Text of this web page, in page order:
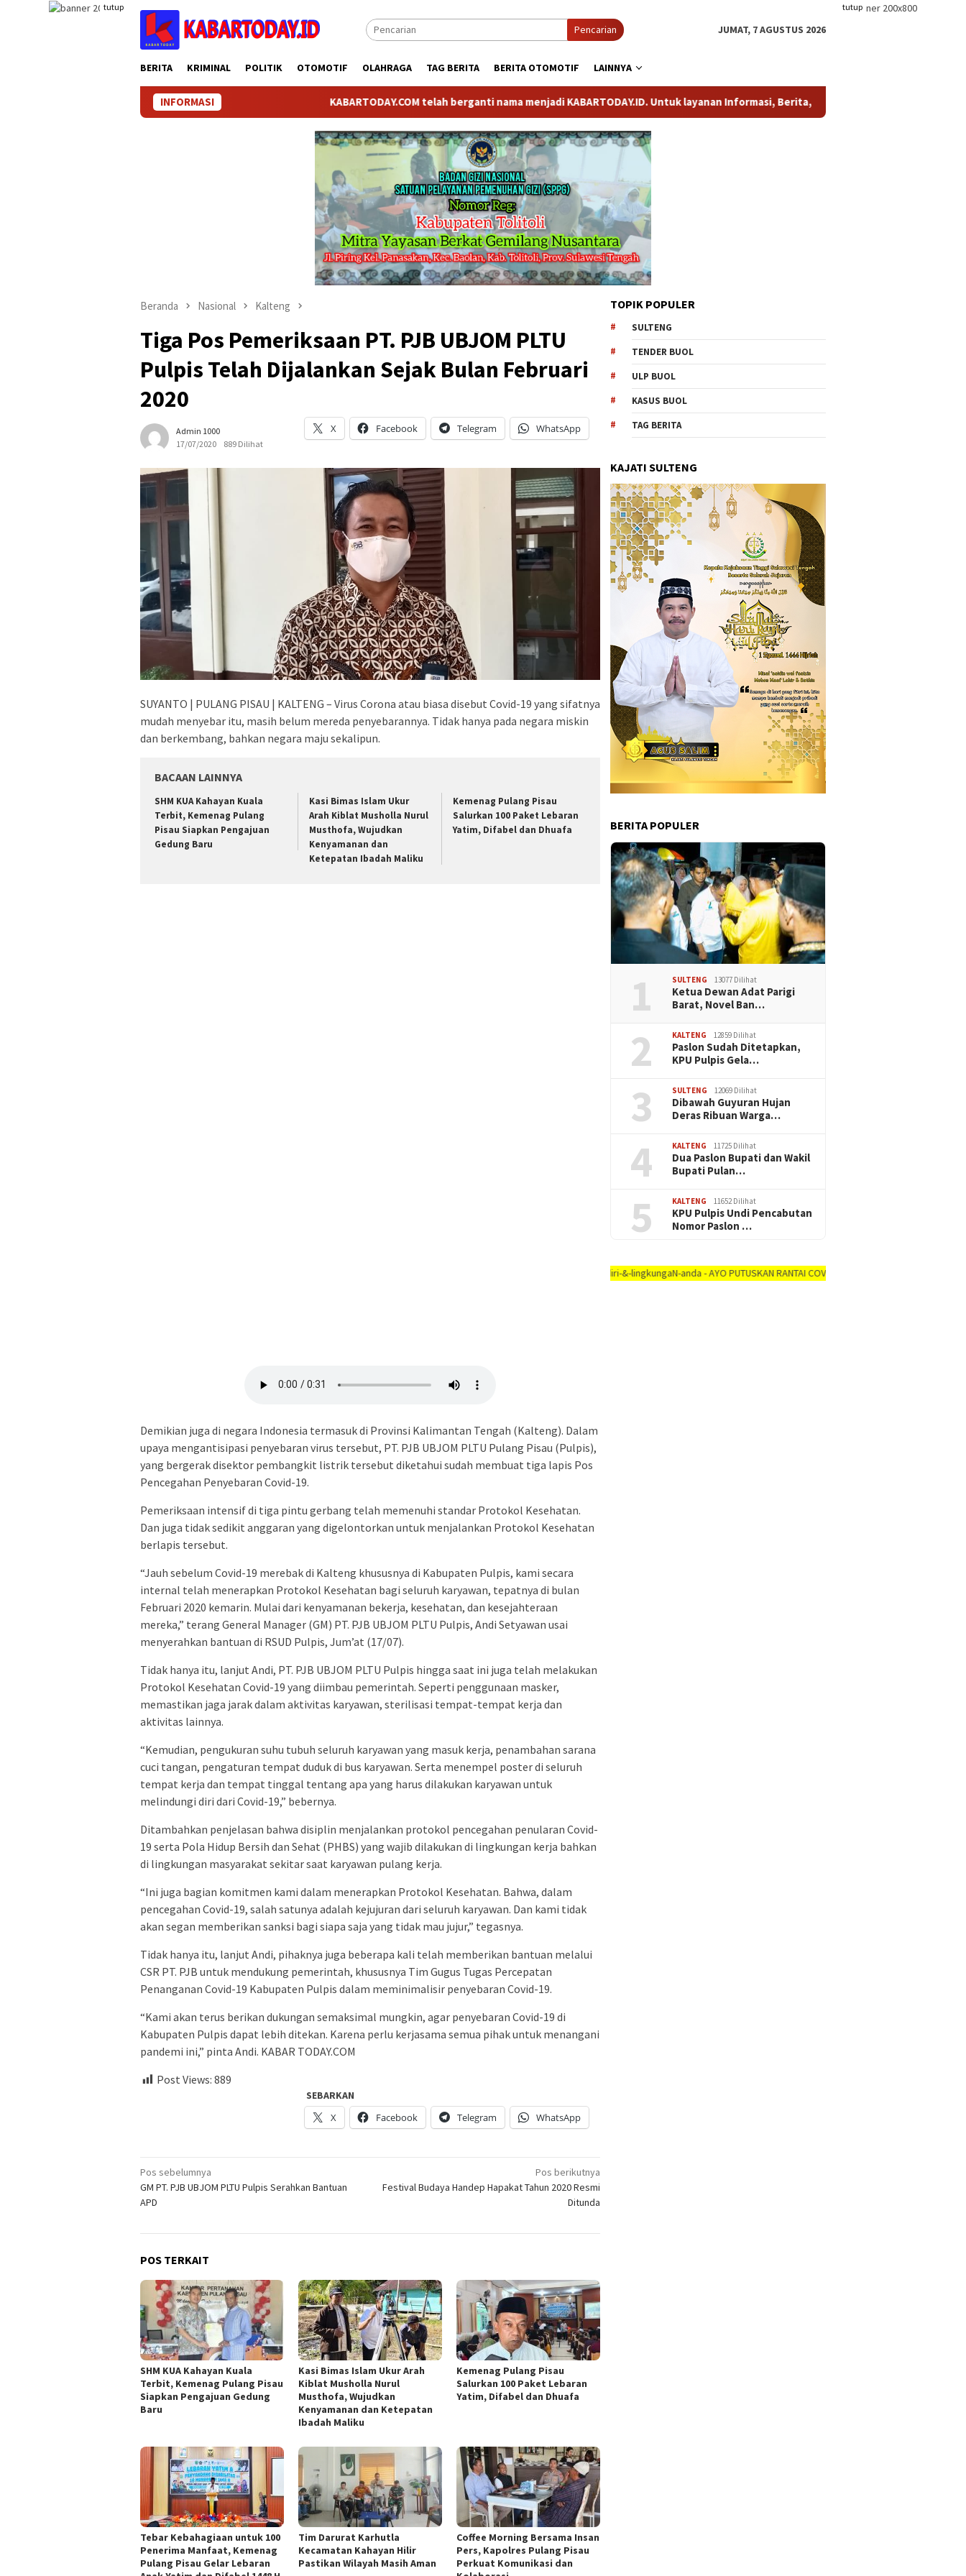
tutup tutup
Pencarian JUMAT, 7 AGUSTUS 2026
BERITA KRIMINAL POLITIK OTOMOTIF OLAHRAGA TAG BERITA BERITA OTOMOTIF LAINNYA
INFORMASI KABARTODAY.COM telah berganti nama menjadi KABARTODAY.ID. Untuk layanan Informasi, Berita, dan Iklan, hubungi kami di whatsapp
Beranda Nasional Kalteng
Tiga Pos Pemeriksaan PT. PJB UBJOM PLTU
Pulpis Telah Dijalankan Sejak Bulan Februari
2020
Admin 1000
17/07/2020
889 Dilihat
X Facebook Telegram WhatsApp
SUYANTO | PULANG PISAU | KALTENG – Virus Corona atau biasa disebut Covid-19 yang sifatnya
mudah menyebar itu, masih belum mereda penyebarannya. Tidak hanya pada negara miskin
dan berkembang, bahkan negara maju sekalipun.
BACAAN LAINNYA
SHM KUA Kahayan Kuala
Terbit, Kemenag Pulang
Pisau Siapkan Pengajuan
Gedung Baru
Kasi Bimas Islam Ukur
Arah Kiblat Musholla Nurul
Musthofa, Wujudkan
Kenyamanan dan
Ketepatan Ibadah Maliku
Kemenag Pulang Pisau
Salurkan 100 Paket Lebaran
Yatim, Difabel dan Dhuafa
Demikian juga di negara Indonesia termasuk di Provinsi Kalimantan Tengah (Kalteng). Dalam
upaya mengantisipasi penyebaran virus tersebut, PT. PJB UBJOM PLTU Pulang Pisau (Pulpis),
yang bergerak disektor pembangkit listrik tersebut diketahui sudah membuat tiga lapis Pos
Pencegahan Penyebaran Covid-19.
Pemeriksaan intensif di tiga pintu gerbang telah memenuhi standar Protokol Kesehatan.
Dan juga tidak sedikit anggaran yang digelontorkan untuk menjalankan Protokol Kesehatan
berlapis tersebut.
“Jauh sebelum Covid-19 merebak di Kalteng khususnya di Kabupaten Pulpis, kami secara
internal telah menerapkan Protokol Kesehatan bagi seluruh karyawan, tepatnya di bulan
Februari 2020 kemarin. Mulai dari kenyamanan bekerja, kesehatan, dan kesejahteraan
mereka,” terang General Manager (GM) PT. PJB UBJOM PLTU Pulpis, Andi Setyawan usai
menyerahkan bantuan di RSUD Pulpis, Jum’at (17/07).
Tidak hanya itu, lanjut Andi, PT. PJB UBJOM PLTU Pulpis hingga saat ini juga telah melakukan
Protokol Kesehatan Covid-19 yang diimbau pemerintah. Seperti penggunaan masker,
memastikan jaga jarak dalam aktivitas karyawan, sterilisasi tempat-tempat kerja dan
aktivitas lainnya.
“Kemudian, pengukuran suhu tubuh seluruh karyawan yang masuk kerja, penambahan sarana
cuci tangan, pengaturan tempat duduk di bus karyawan. Serta menempel poster di seluruh
tempat kerja dan tempat tinggal tentang apa yang harus dilakukan karyawan untuk
melindungi diri dari Covid-19,” bebernya.
Ditambahkan penjelasan bahwa disiplin menjalankan protokol pencegahan penularan Covid-
19 serta Pola Hidup Bersih dan Sehat (PHBS) yang wajib dilakukan di lingkungan kerja bahkan
di lingkungan masyarakat sekitar saat karyawan pulang kerja.
“Ini juga bagian komitmen kami dalam menerapkan Protokol Kesehatan. Bahwa, dalam
pencegahan Covid-19, salah satunya adalah kejujuran dari seluruh karyawan. Dan kami tidak
akan segan memberikan sanksi bagi siapa saja yang tidak mau jujur,” tegasnya.
Tidak hanya itu, lanjut Andi, pihaknya juga beberapa kali telah memberikan bantuan melalui
CSR PT. PJB untuk mendukung pemerintah, khususnya Tim Gugus Tugas Percepatan
Penanganan Covid-19 Kabupaten Pulpis dalam meminimalisir penyebaran Covid-19.
“Kami akan terus berikan dukungan semaksimal mungkin, agar penyebaran Covid-19 di
Kabupaten Pulpis dapat lebih ditekan. Karena perlu kerjasama semua pihak untuk menangani
pandemi ini,” pinta Andi. KABAR TODAY.COM
Post Views: 889
SEBARKAN
X
Facebook Telegram WhatsApp
Navigasi
pos
Pos sebelumnya
GM PT. PJB UBJOM PLTU Pulpis Serahkan Bantuan
APD
Pos berikutnya
Festival Budaya Handep Hapakat Tahun 2020 Resmi
Ditunda
POS TERKAIT
SHM KUA Kahayan Kuala
Terbit, Kemenag Pulang Pisau
Siapkan Pengajuan Gedung
Baru
Kasi Bimas Islam Ukur Arah
Kiblat Musholla Nurul
Musthofa, Wujudkan
Kenyamanan dan Ketepatan
Ibadah Maliku
Kemenag Pulang Pisau
Salurkan 100 Paket Lebaran
Yatim, Difabel dan Dhuafa
Tebar Kebahagiaan untuk 100
Penerima Manfaat, Kemenag
Pulang Pisau Gelar Lebaran
Tim Darurat Karhutla
Kecamatan Kahayan Hilir
Pastikan Wilayah Masih Aman
Coffee Morning Bersama Insan
Pers, Kapolres Pulang Pisau
Perkuat Komunikasi dan
TOPIK POPULER
SULTENG
TENDER BUOL
ULP BUOL
KASUS BUOL
TAG BERITA
KAJATI SULTENG
BERITA POPULER
1 SULTENG 13077 Dilihat
Ketua Dewan Adat Parigi
Barat, Novel Ban…
2 KALTENG 12859 Dilihat
Paslon Sudah Ditetapkan,
KPU Pulpis Gela…
3 SULTENG 12069 Dilihat
Dibawah Guyuran Hujan
Deras Ribuan Warga…
4 KALTENG 11725 Dilihat
Dua Paslon Bupati dan Wakil
Bupati Pulan…
5 KALTENG 11652 Dilihat
KPU Pulpis Undi Pencabutan
Nomor Paslon …
AYO PUTUSKAN RANTAI COVID-19 #dirumah-aja, #cuci-tangan, #jaga-jarak, #jaga-imunitas-tubuh, #rajin-bersikan-diri-&-lingkungaN-anda - AYO PUTUSKAN RANTAI COVID-19 #dirumah-aja, #cuci-tangan, #jaga-